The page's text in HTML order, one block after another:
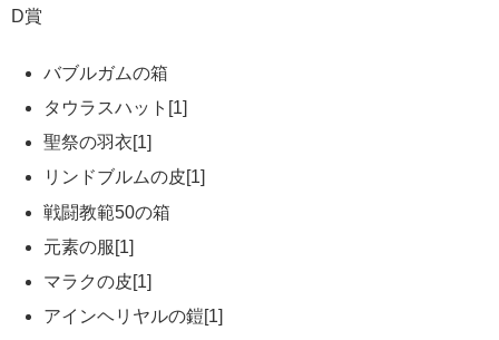
D賞
バブルガムの箱
タウラスハット[1]
聖祭の羽衣[1]
リンドブルムの皮[1]
戦闘教範50の箱
元素の服[1]
マラクの皮[1]
アインヘリヤルの鎧[1]